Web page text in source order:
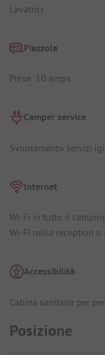
Lavatrici
Piazzola
Prese: 10 amps
Camper service
Svuotamento servizi
Internet
Wi-Fi in tutto il
Wi-Fi nella reception o
Accessibilità
Cabina sanitaria per
Posizione